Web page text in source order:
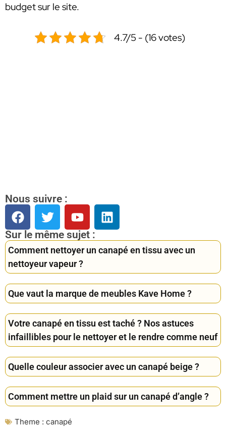
budget sur le site.
4.7/5 - (16 votes)
Nous suivre :
Sur le même sujet :
Comment nettoyer un canapé en tissu avec un
nettoyeur vapeur ?
Que vaut la marque de meubles Kave Home ?
Votre canapé en tissu est taché ? Nos astuces
infaillibles pour le nettoyer et le rendre comme neuf
Quelle couleur associer avec un canapé beige ?
Comment mettre un plaid sur un canapé d’angle ?
Theme : canapé